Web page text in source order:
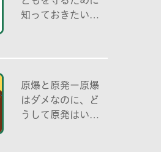
知っておきたいこ
原爆と原発ー原爆
はダメなのに、ど
うして原発はいい